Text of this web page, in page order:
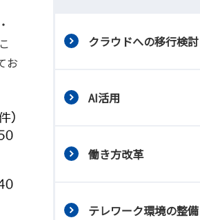
お
クラウドへの移行検討
AI活用
働き方改革
テレワーク環境の整備